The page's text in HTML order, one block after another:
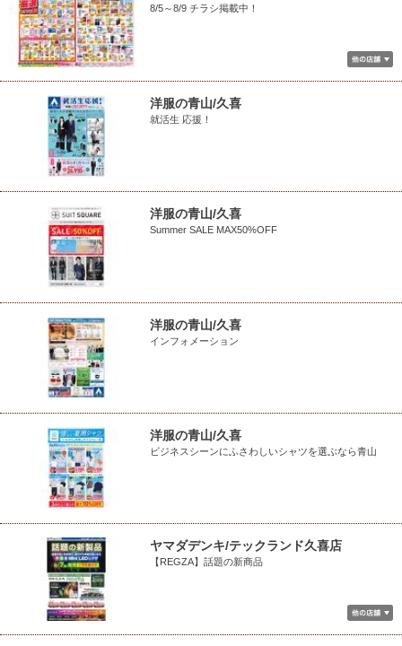
8/5～8/9 チラシ掲載中！
洋服の青山/久喜
就活生 応援！
洋服の青山/久喜
Summer SALE MAX50%OFF
洋服の青山/久喜
インフォメーション
洋服の青山/久喜
ビジネスシーンにふさわしいシャツを選ぶなら青山
ヤマダデンキ/テックランド久喜店
【REGZA】話題の新商品